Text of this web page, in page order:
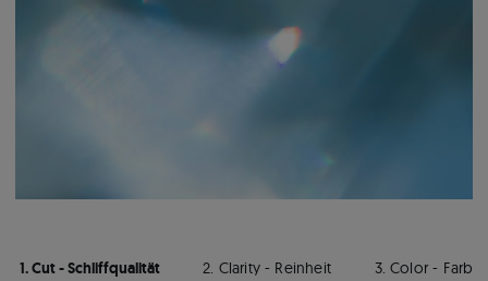
1. Cut - Schliffqualität 2. Clarity - Reinheit 3. Color - Farbe